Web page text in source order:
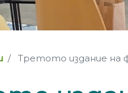
Третото издание на